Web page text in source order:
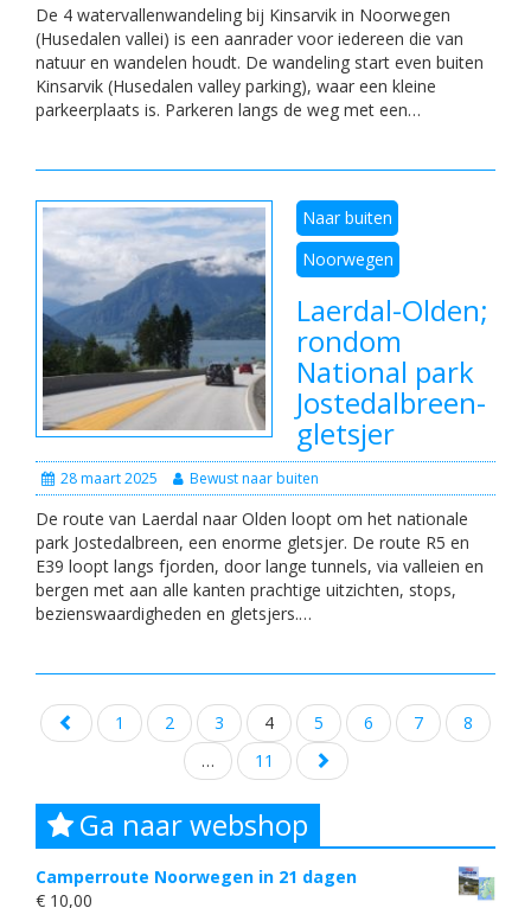
De 4 watervallenwandeling bij Kinsarvik in Noorwegen
(Husedalen vallei) is een aanrader voor iedereen die van
natuur en wandelen houdt. De wandeling start even buiten
Kinsarvik (Husedalen valley parking), waar een kleine
parkeerplaats is. Parkeren langs de weg met een…
Naar buiten
Noorwegen
Laerdal-Olden;
rondom
National park
Jostedalbreen-
gletsjer
28 maart 2025 Bewust naar buiten
De route van Laerdal naar Olden loopt om het nationale
park Jostedalbreen, een enorme gletsjer. De route R5 en
E39 loopt langs fjorden, door lange tunnels, via valleien en
bergen met aan alle kanten prachtige uitzichten, stops,
bezienswaardigheden en gletsjers.…
Posts
navigation
1 2 3 4 5 6 7
8
…
11
Ga naar webshop
Camperroute Noorwegen in 21 dagen
€ 10,00